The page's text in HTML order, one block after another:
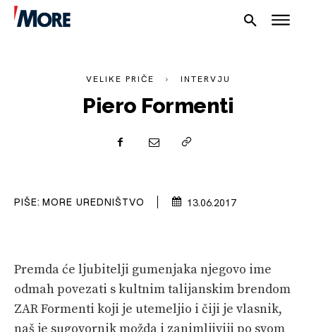
VELIKE PRIČE
PRETPLATA
VELIKE PRIČE INTERVJU
Piero Formenti
PIŠE: MORE UREDNIŠTVO 13.06.2017
Premda će ljubitelji gumenjaka njegovo ime
odmah povezati s kultnim talijanskim brendom
ZAR Formenti koji je utemeljio i čiji je vlasnik,
naš je sugovornik možda i zanimljiviji po svom